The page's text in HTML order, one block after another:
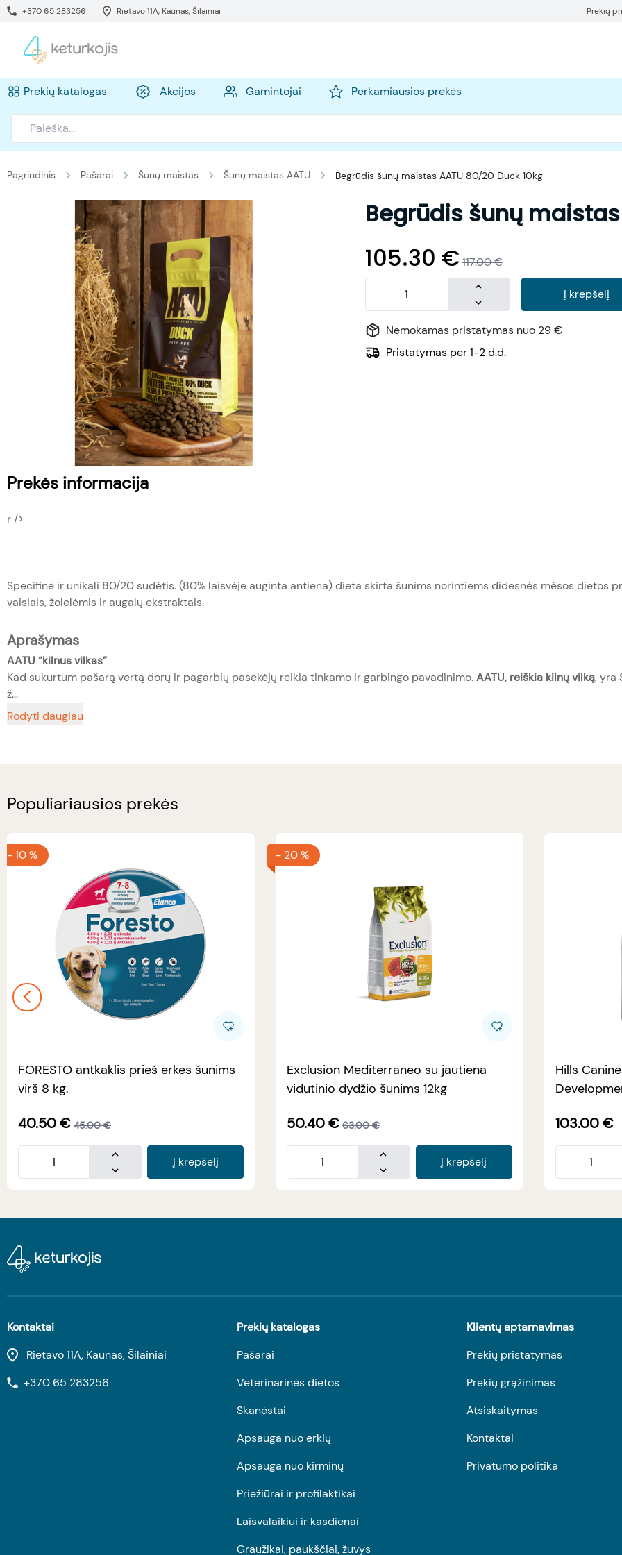
+370 65 283256 Rietavo 11A, Kaunas, Šilainiai Prekių
Prekių katalogas Akcijos Gamintojai Perkamiausios prekės
Pagrindinis Pašarai Šunų maistas Šunų maistas AATU Begrūdis šunų maistas AATU 80/20 Duck 10kg
Begrūdis šunų
105.30 € 117.00€
Į krepšelį
Nemokamas pristatymas nuo 29 €
Pristatymas per 1-2 d.d.
Prekės informacija
r />
Specifinė ir unikali 80/20 sudėtis. (80% laisvėje auginta antiena) dieta skirta šunims norintiems didesnės mėsos dietos
vaisiais, žolelėmis ir augalų ekstraktais.
Aprašymas
AATU “kilnus vilkas”
Kad sukurtum pašarą vertą dorų ir pagarbių pasekėjų reikia tinkamo ir garbingo pavadinimo.AATU, reiškia kilnų vilką, yra
ž...
Rodyti daugiau
Populiariausios prekės
-10 %
FORESTO antkaklis prieš erkes šunims
virš 8 kg.
40.50€ 45.00 €
Į krepšelį
- 20 %
Exclusion Mediterraneo su jautiena
vidutinio dydžio šunims 12kg
50.40€ 63.00 €
Į krepšelį
Hills
103.00 €
Kontaktai
Rietavo 11A, Kaunas, Šilainiai
+370 65 283256
Prekių katalogas
Pašarai
Veterinarinės dietos
Skanėstai
Apsauga nuo erkių
Apsauga nuo kirminų
Priežiūrai ir profilaktikai
Laisvalaikiui ir kasdienai
Graužikai, paukščiai, žuvys
Klientų aptarnavimas
Prekių pristatymas
Prekių grąžinimas
Atsiskaitymas
Kontaktai
Privatumo politika